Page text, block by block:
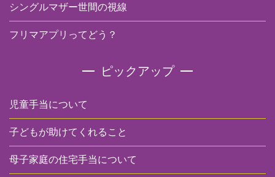
シングルマザー世間の視線
フリマアプリってどう？
ピックアップ
児童手当について
子どもが助けてくれること
母子家庭の住宅手当について